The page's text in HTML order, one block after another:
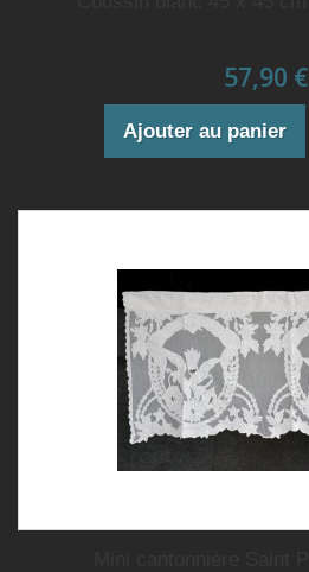
57,90 €
Ajouter au panier